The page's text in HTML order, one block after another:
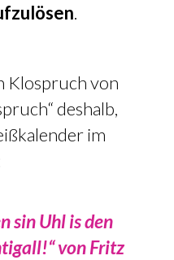
.
Klospruch von
deshalb,
im
sin Uhl is den
von Fritz